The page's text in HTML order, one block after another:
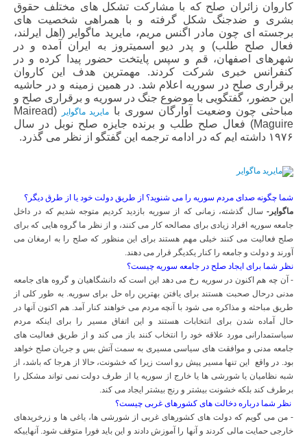
کاروان زائران صلح که با مشارکت تشکل های مختلف حقوق
بشری و ضدجنگ شکل گرفته و با همراهی شخصیت های
برجسته ای چون مادر اگنس مریم، مایرید ماگوایر (اهل ایرلند،
فعال صلح طلب) و پدر دیو اسمیتروز به ایران آمده و در
شهرهای اصفهان، قم و سپس پایتخت حضور پیدا کرده و در
کنفرانس خبری شرکت کردند. مهمترین هدف این کاروان
برقراری صلح در سوریه اعلام شد. در همین زمینه و در حاشیه
این حضور، گفتگویی با موضوع جنگ در سوریه و برقراری صلح و
مباحثی چون وضعیت آوارگان سوری با مایرید ماگوایر
(Mairead
Maguire) فعال صلح طلب و برنده جایزه صلح نوبل در سال
۱۹۷۶ داشته ایم که در ادامه ترجمه این گفتگو از نظر می گذرد.
شما چگونه صدای مردم سوریه را می شنوید؟ از طریق دولت خود یا از طرق دیگر؟
ماگوایر-سال گذشته، زمانی که از سوریه بازدید کردیم متوجه شدیم که در داخل
جامعه سوریه افراد زیادی برای مصالحه کار می کنند، و از نظر ما گروه هایی که برای
صلح فعالیت می کنند خیلی مهم هستند برای این منظور که صلح را به ارمغان می
آورند و دولت و جامعه را کنار یکدیگر قرار می دهند.
نظر شما برای ایجاد صلح در جامعه سوریه چیست؟
- آن چه هم اکنون در سوریه رخ می دهد این است که دانشگاهیان و گروه های جامعه
مدنی درحال صحبت هستند برای یافتن بهترین راه حل برای سوریه. به طور کلی از
طریق مباحثه و مذاکره می شود با آنچه مردم می خواهند کنار آمد. هم اکنون آنها در
حال آماده شدن برای انتخابات هستند و این اتفاق مسیر را برای اینکه مردم
سیاستمدارانی مورد علاقه خود را انتخاب کنند باز می کند و از طریق فعالیت های
جامعه مدنی و موافقت های سیاسی مسیری به سمت آتش بس و جریان صلح خواهد
بود. در واقع این تنها مسیر پیش رو است زیرا که خشونت، حالا از هرجا که باشد، از
شبه نظامیان یا شورشی ها یا خارج از سوریه یا از طرف دولت نمی تواند مشکل را
برطرف کند بلکه خشونت بیشتر و رنج بیشتر ایجاد می کند.
نظر شما درباره دخالت های کشورهای غربی چیست؟
- من می گویم که دولت های کشورهای غربی از شورشی ها، یاغی ها و زرخریدهای
خارجی حمایت مالی کردند و آنها را آموزش دادند و این باید فورا متوقف شود. آنهاییکه